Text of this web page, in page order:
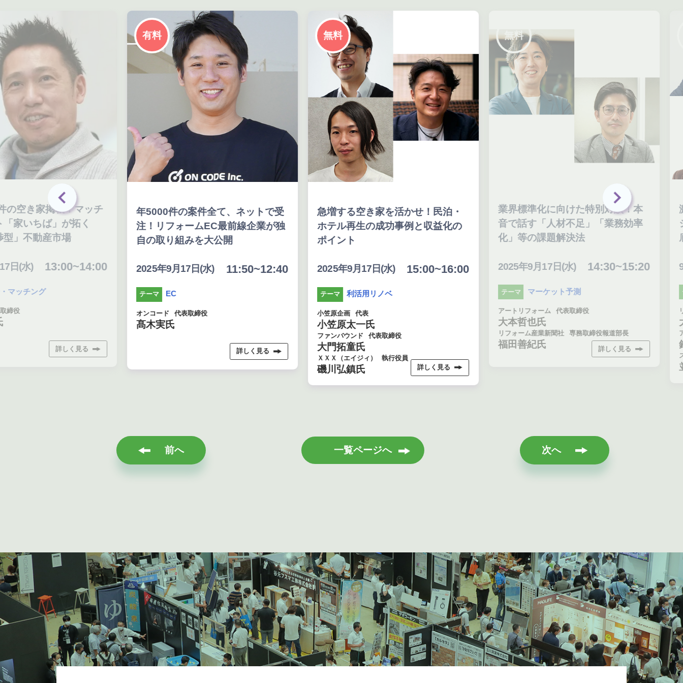
空き家掲載！マッチ
いちば」が拓く
不動産市場
(水) 13:00~14:00
ッチング
役
詳しく見る
有料
年5000件の案件全て、ネットで受
注！リフォームEC最前線企業が独
自の取り組みを大公開
2025年9月17日(水) 11:50~12:40
テーマ EC
オンコード 代表取締役
髙木実氏
詳しく見る
無料
急増する空き家を活かせ！民泊・
ホテル再生の成功事例と収益化の
ポイント
2025年9月17日(水) 15:00~16:00
テーマ 利活用リノベ
小笠原企画 代表
小笠原太一氏
ファンバウンド 代表取締役
大門拓童氏
ＸＸＸ（エイジィ） 執行役員
磯川弘鎮氏 詳しく見る
無料
業界標準化に向けた特別対談！本
音で話す「人材不足」「業務効率
化」等の課題解決法
2025年9月17日(水) 14:30~15:20
テーマ マーケット予測
アートリフォーム 代表取締役
大本哲也氏
リフォーム産業新聞社 専務取締役報道部長
福田善紀氏 詳しく見る
9
テ
リ
ア
ス
前へ 一覧ページへ 次へ